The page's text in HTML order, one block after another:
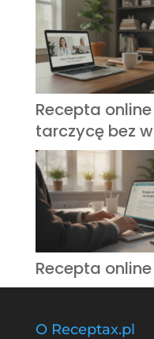
Recepta
tarczycę bez
Recepta
O Receptax.pl